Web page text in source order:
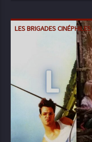
LES BRIGADES CINÉPHILES